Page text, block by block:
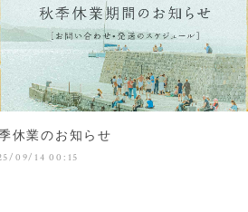
休業のお知らせ
09/14 00:15